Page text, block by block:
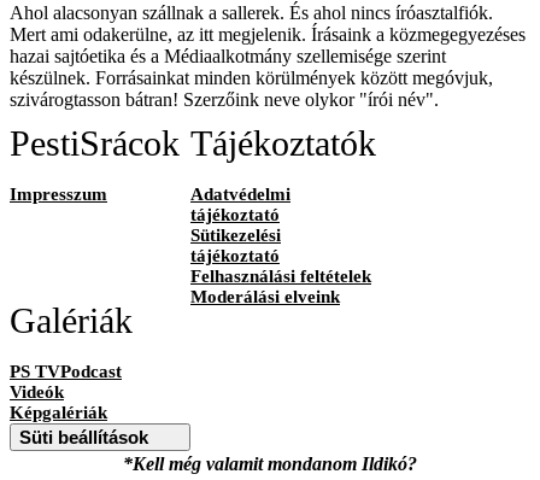
Ahol alacsonyan szállnak a sallerek. És ahol nincs íróasztalfiók.
Mert ami odakerülne, az itt megjelenik. Írásaink a közmegegyezéses
hazai sajtóetika és a Médiaalkotmány szellemisége szerint
készülnek. Forrásainkat minden körülmények között megóvjuk,
szivárogtasson bátran! Szerzőink neve olykor "írói név".
PestiSrácok
Impresszum
Tájékoztatók
Adatvédelmi
tájékoztató
Sütikezelési
tájékoztató
Felhasználási feltételek
Moderálási elveink
Galériák
PS TVPodcast
Videók
Képgalériák
Süti beállítások
*Kell még valamit mondanom Ildikó?